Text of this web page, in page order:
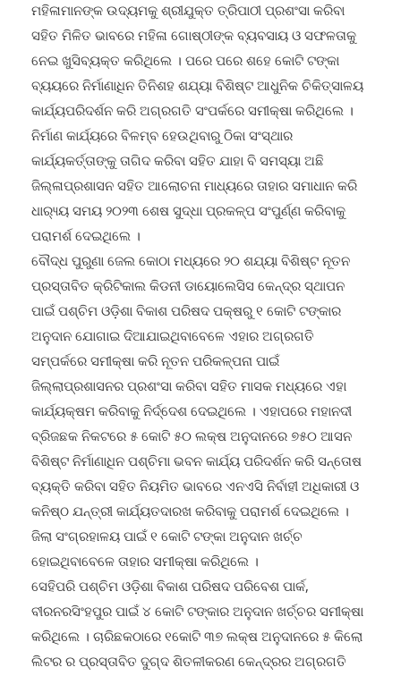
ମହିଳାମାନଙ୍କ ଉଦ୍ୟମକୁ ଶ୍ରୀଯୁକ୍ତ ତ୍ରିପାଠୀ ପ୍ରଶଂସା କରିବା
ସହିତ ମିଳିତ ଭାବରେ ମହିଳା ଗୋଷ୍ଠୀଙ୍କ ବ୍ୟବସାୟ ଓ ସଫଳତାକୁ
ନେଇ ଖୁସିବ୍ୟକ୍ତ କରିଥିଲେ । ପରେ ପରେ ଶହେ କୋଟି ଟଙ୍କା
ବ୍ୟୟରେ ନିର୍ମାଣାଧିନ ତିନିଶହ ଶଯ୍ୟା ବିଶିଷ୍ଟ ଆଧୁନିକ ଚିକିତ୍ସାଳୟ
କାର୍ଯ୍ୟପରିଦର୍ଶନ କରି ଅଗ୍ରଗତି ସଂପର୍କରେ ସମୀକ୍ଷା କରିଥିଲେ ।
ନିର୍ମାଣ କାର୍ଯ୍ୟରେ ବିଳମ୍ବ ହେଉଥିବାରୁ ଠିକା ସଂସ୍ଥାର
କାର୍ଯ୍ୟକର୍ତ୍ତାଙ୍କୁ ତାଗିଦ କରିବା ସହିତ ଯାହା ବି ସମସ୍ୟା ଅଛି
ଜିଲ୍ଳାପ୍ରଶାସନ ସହିତ ଆଲୋଚନା ମାଧ୍ୟରେ ତାହାର ସମାଧାନ କରି
ଧାର‌୍ୟ୍ୟ ସମୟ ୨୦୨୩ ଶେଷ ସୁଦ୍ଧା ପ୍ରକଳ୍ପ ସଂପୁର୍ଣ୍ଣ କରିବାକୁ
ପରାମର୍ଶ ଦେଇଥିଲେ ।
ବୌଦ୍ଧ ପୁରୁଣା ଜେଲ କୋଠା ମଧ୍ୟରେ ୨୦ ଶଯ୍ୟା ବିଶିଷ୍ଟ ନୂତନ
ପ୍ରସ୍ତାବିତ କ୍ରିଟିକାଲ କିଡନୀ ଡାୟୋଲେସିସ କେନ୍ଦ୍ର ସ୍ଥାପନ
ପାଇଁ ପଶ୍ଚିମ ଓଡ଼ିଶା ବିକାଶ ପରିଷଦ ପକ୍ଷରୁ ୧ କୋଟି ଟଙ୍କାର
ଅନୁଦାନ ଯୋଗାଇ ଦିଆଯାଇଥିବାବେଳେ ଏହାର ଅଗ୍ରଗତି
ସମ୍ପର୍କରେ ସମୀକ୍ଷା କରି ନୂତନ ପରିକଳ୍ପନା ପାଇଁ
ଜିଲ୍ଲାପ୍ରଶାସନର ପ୍ରଶଂସା କରିବା ସହିତ ମାସକ ମଧ୍ୟରେ ଏହା
କାର୍ଯ୍ୟକ୍ଷମ କରିବାକୁ ନିର୍ଦ୍ଦେଶ ଦେଇଥିଲେ । ଏହାପରେ ମହାନଦୀ
ବ୍ରିଜଛକ ନିକଟରେ ୫ କୋଟି ୫୦ ଲକ୍ଷ ଅନୁଦାନରେ ୭୫୦ ଆସନ
ବିଶିଷ୍ଟ ନିର୍ମାଣାଧିନ ପଶ୍ଚିମା ଭବନ କାର୍ଯ୍ୟ ପରିଦର୍ଶନ କରି ସନ୍ତୋଷ
ବ୍ୟକ୍ତି କରିବା ସହିତ ନିୟମିତ ଭାବରେ ଏନଏସି ନିର୍ବାହୀ ଅଧିକାରୀ ଓ
କନିଷ୍ଠ ଯନ୍ତ୍ରୀ କାର୍ଯ୍ୟତଦାରଖ କରିବାକୁ ପରାମର୍ଶ ଦେଇଥିଲେ ।
ଜିଲା ସଂଗ୍ରହାଳୟ ପାଇଁ ୧ କୋଟି ଟଙ୍କା ଅନୁଦାନ ଖର୍ଚ୍ଚ
ହୋଇଥିବାବେଳେ ତାହାର ସମୀକ୍ଷା କରିଥିଲେ ।
ସେହିପରି ପଶ୍ଚିମ ଓଡ଼ିଶା ବିକାଶ ପରିଷଦ ପରିବେଶ ପାର୍କ,
ବୀରନରସିଂହପୁର ପାଇଁ ୪ କୋଟି ଟଙ୍କାର ଅନୁଦାନ ଖର୍ଚ୍ଚର ସମୀକ୍ଷା
କରିଥିଲେ । ଚାରିଛକଠାରେ ୧କୋଟି ୩୭ ଲକ୍ଷ ଅନୁଦାନରେ ୫ କିଲୋ
ଲିଟର ର ପ୍ରସ୍ତାବିତ ଦୁଗ୍ଦ ଶିତଳୀକରଣ କେନ୍ଦ୍ରର ଅଗ୍ରଗତି